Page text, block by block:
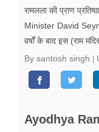
वीडियो
रिलेशनशिप
जीवन मंत्रा
फूड
रामलला की प्राण
Minister David
वर्षों के बाद इस (राम
By santosh singh
Ayodhya